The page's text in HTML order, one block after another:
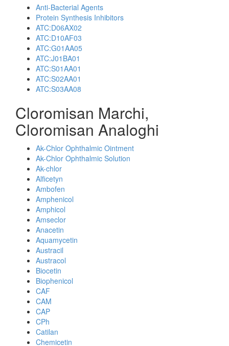
Anti-Bacterial Agents
Protein Synthesis Inhibitors
ATC:D06AX02
ATC:D10AF03
ATC:G01AA05
ATC:J01BA01
ATC:S01AA01
ATC:S02AA01
ATC:S03AA08
Cloromisan Marchi,
Cloromisan Analoghi
Ak-Chlor Ophthalmic Ointment
Ak-Chlor Ophthalmic Solution
Ak-chlor
Alficetyn
Ambofen
Amphenicol
Amphicol
Amseclor
Anacetin
Aquamycetin
Austracil
Austracol
Biocetin
Biophenicol
CAF
CAM
CAP
CPh
Catilan
Chemicetin